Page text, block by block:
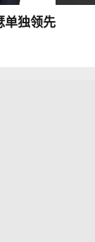
单独领先